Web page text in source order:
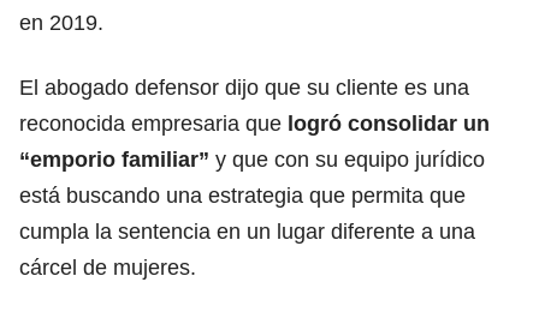
en 2019.
El abogado defensor dijo que su cliente es una
reconocida empresaria que logró consolidar un
“emporio familiar” y que con su equipo jurídico
está buscando una estrategia que permita que
cumpla la sentencia en un lugar diferente a una
cárcel de mujeres.